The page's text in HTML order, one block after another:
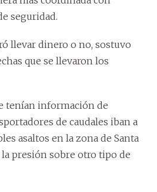
seguridad.
llevar dinero o no, sostuvo
que se llevaron los
tenían información de
de caudales iban a
asaltos en la zona de Santa
presión sobre otro tipo de